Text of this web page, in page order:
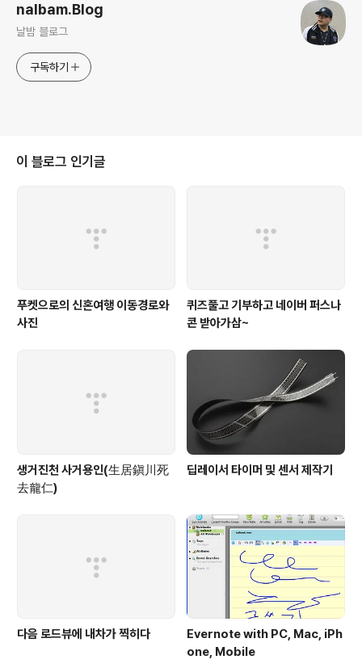
nalbam.Blog
날밤 블로그
구독하기
이 블로그 인기글
푸켓으로의 신혼여행 이동경로와
사진
퀴즈풀고 기부하고 네이버 퍼스나
콘 받아가삼~
생거진천 사거용인(生居鎭川死
去龍仁)
딥레이서 타이머 및 센서 제작기
다음 로드뷰에 내차가 찍히다
Evernote with PC, Mac, iPh
one, Mobile